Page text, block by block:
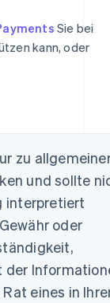
Sie bei
kann, oder
zu
und sollte
interpretiert
oder
eines in